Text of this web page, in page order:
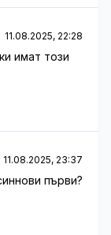
11.08.2025, 22:28
имат този
11.08.2025, 23:37
първи?